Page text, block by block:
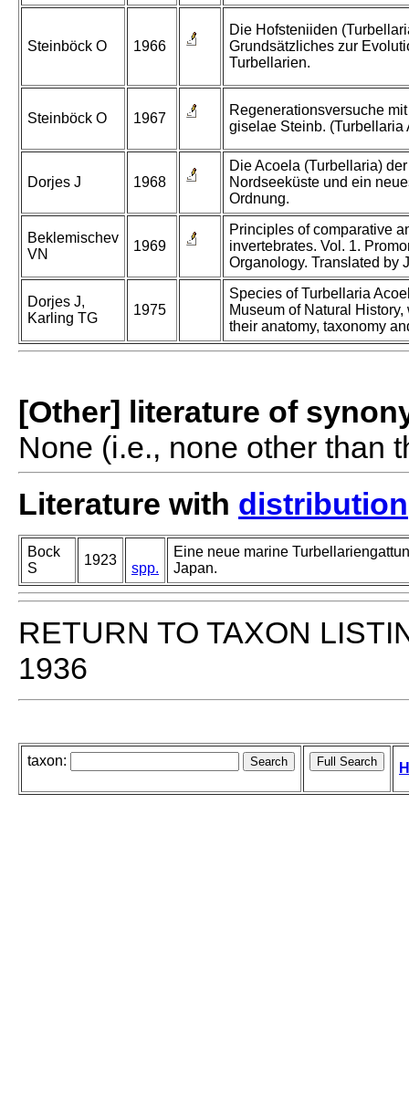
Steinböck O 1966
Die Hofsteniiden
Grundsätzliches zur
Turbellarien.
Steinböck O 1967
Regenerationsversuche
giselae Steinb. (Turbellaria
Dorjes J 1968
Die Acoela (Turbellaria)
Nordseeküste und ein
Ordnung.
Beklemischev
VN
1969
Principles of comparative
invertebrates. Vol. 1.
Organology. Translated by
Dorjes J,
Karling TG
1975
Species of Turbellaria
Museum of Natural
their anatomy, taxonomy
[Other] literature of
None (i.e., none other than
Literature with distribution
Bock
S
1923
spp.
Eine neue marine
Japan.
RETURN TO TAXON
1936
taxon: